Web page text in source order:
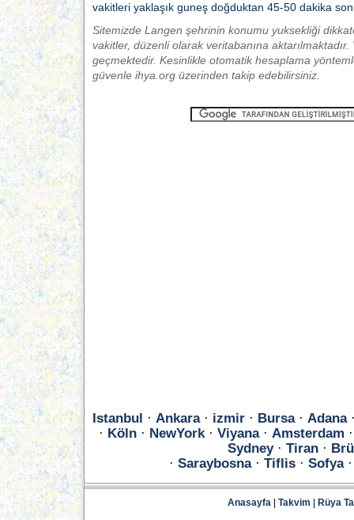
vakitleri yaklaşık guneş doğduktan 45-50 dakika
Sitemizde Langen şehrinin konumu yuksekliği
vakitler, düzenli olarak veritabanına
geçmektedir. Kesinlikle otomatik hesaplama
güvenle ihya.org üzerinden takip edebilirsiniz.
Istanbul · Ankara· izmir· Bursa· Adana
· Köln· NewYork· Viyana· Amsterdam
Sydney· Tiran·
· Saraybosna· Tiflis· Sofya
Anasayfa Takvim Rüya